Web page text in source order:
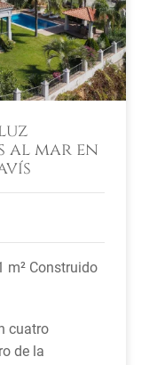
al mar en
m² Construido
cuatro
de la